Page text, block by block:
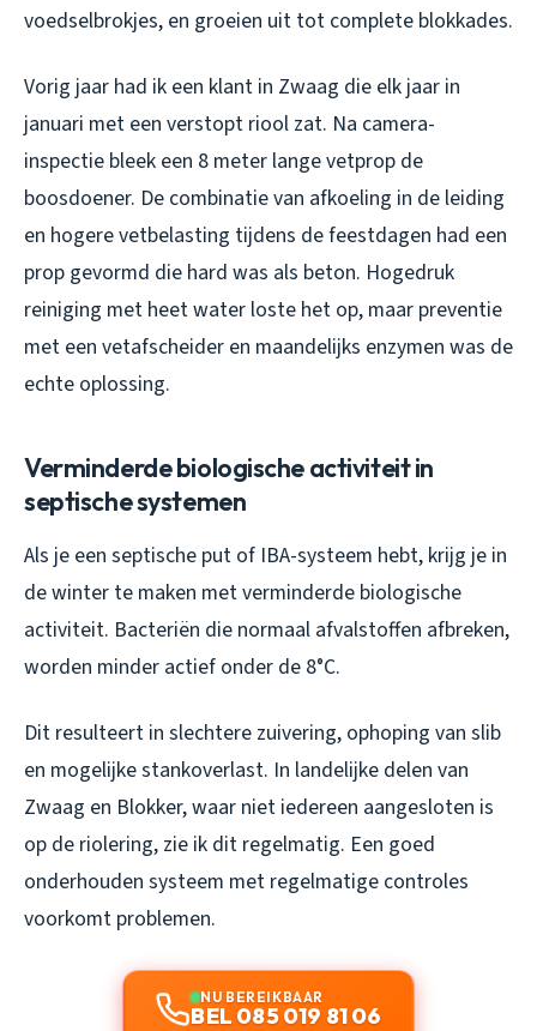
voedselbrokjes, en groeien uit tot complete blokkades.
Vorig jaar had ik een klant in Zwaag die elk jaar in
januari met een verstopt riool zat. Na camera-
inspectie bleek een 8 meter lange vetprop de
boosdoener. De combinatie van afkoeling in de leiding
en hogere vetbelasting tijdens de feestdagen had een
prop gevormd die hard was als beton. Hogedruk
reiniging met heet water loste het op, maar preventie
met een vetafscheider en maandelijks enzymen was de
echte oplossing.
Verminderde biologische activiteit in
septische systemen
Als je een septische put of IBA-systeem hebt, krijg je in
de winter te maken met verminderde biologische
activiteit. Bacteriën die normaal afvalstoffen afbreken,
worden minder actief onder de 8°C.
Dit resulteert in slechtere zuivering, ophoping van slib
en mogelijke stankoverlast. In landelijke delen van
Zwaag en Blokker, waar niet iedereen aangesloten is
op de riolering, zie ik dit regelmatig. Een goed
onderhouden systeem met regelmatige controles
voorkomt problemen.
NU BEREIKBAAR
BEL 085 019 81 06